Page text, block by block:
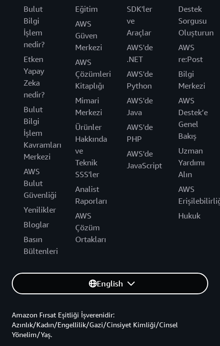
Bulut
Bilgi
İşlem
nedir?
Etken
Yapay
Zeka
nedir?
Bulut
Bilgi
İşlem
Kavramları
Merkezi
AWS
Bulut
Güvenliği
Yenilikler
Bloglar
Basın
Bültenleri
Eğitim
AWS
Güven
Merkezi
AWS
Çözümleri
Kitaplığı
Mimari
Merkezi
Ürünler
Hakkında
ve
Teknik
SSS'ler
Analist
Raporları
AWS
Çözüm
Ortakları
SDK'ler
ve
Araçlar
AWS'de
.NET
AWS'de
Python
AWS'de
Java
AWS'de
PHP
AWS'de
JavaScript
Destek
Sorgusu
Oluşturun
AWS
re:Post
Bilgi
Merkezi
AWS
Destek’e
Genel
Bakış
Uzman
Yardımı
Alın
AWS
Hukuk
English
Amazon Fırsat Eşitliği İşverenidir:
Azınlık/Kadın/Engellilik/Gazi/Cinsiyet Kimliği/Cinsel
Yönelim/Yaş.